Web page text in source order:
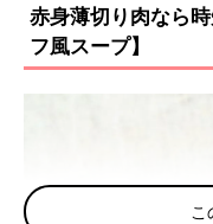
赤身薄切り肉なら
フ風スープ】
こ